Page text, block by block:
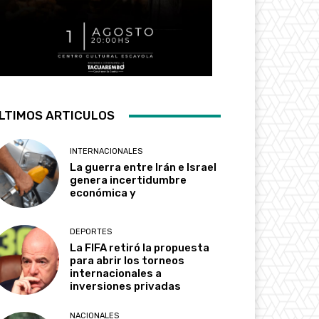
ARTICULOS
INTERNACIONALES
La guerra entre Irán e Israel
genera incertidumbre
económica y
DEPORTES
La FIFA retiró la propuesta
para abrir los torneos
internacionales a
inversiones privadas
NACIONALES